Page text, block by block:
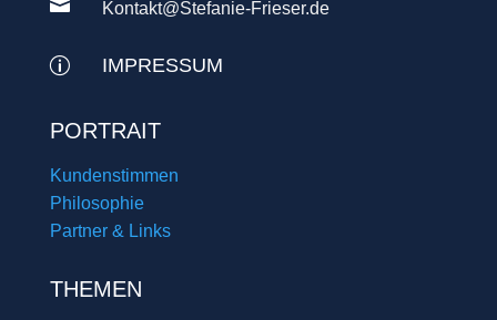
 Kontakt@Stefanie-Frieser.de
p IMPRESSUM
PORTRAIT
Kundenstimmen
Philosophie
Partner & Links
THEMEN